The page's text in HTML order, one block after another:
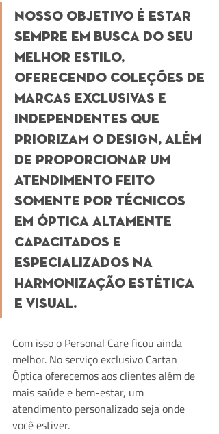
Nosso objetivo é estar
sempre em busca do seu
melhor estilo,
oferecendo coleções de
marcas exclusivas e
independentes que
priorizam o design, além
de proporcionar um
atendimento feito
somente por técnicos
em óptica altamente
capacitados e
especializados na
harmonização estética
e visual.
Com isso o Personal Care ficou ainda
melhor. No serviço exclusivo Cartan
Óptica oferecemos aos clientes além de
mais saúde e bem-estar, um
atendimento personalizado seja onde
você estiver.